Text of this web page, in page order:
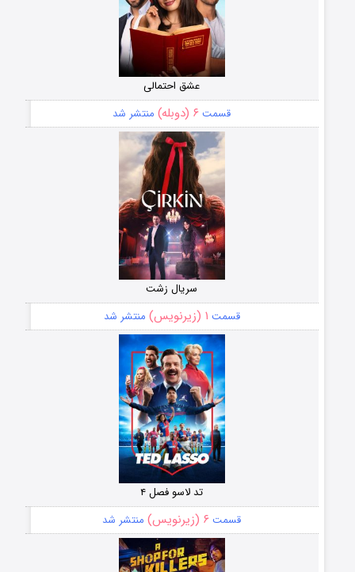
عشق احتمالی
قسمت ۶ (دوبله) منتشر شد
سریال زشت
قسمت ۱ (زیرنویس) منتشر شد
تد لاسو فصل ۴
قسمت ۶ (زیرنویس) منتشر شد